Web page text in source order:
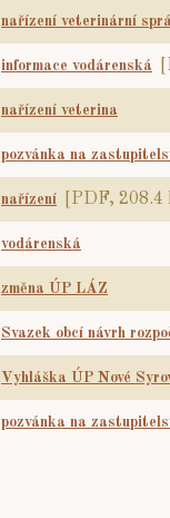
nařízení veterinární
informace vodárenská
nařízení veterina
pozvánka na
nařízení [PDF, 208.4
vodárenská
změna ÚP LÁZ
Svazek obcí návrh
Vyhláška ÚP Nové
pozvánka na